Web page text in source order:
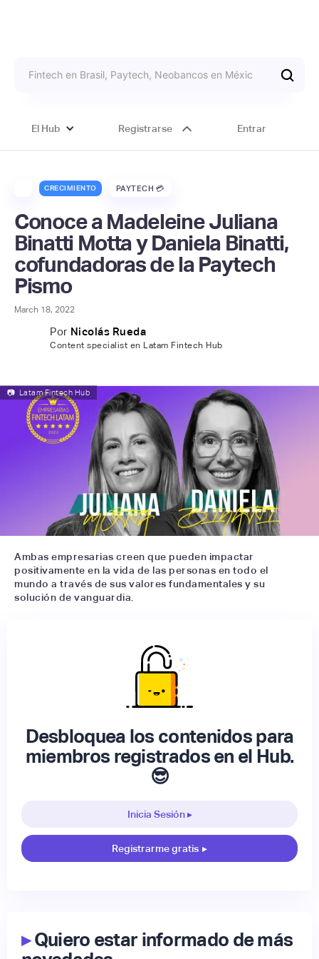
El Hub Registrarse Entrar
CRECIMIENTO PAYTECH 💳
Conoce a Madeleine Juliana
Binatti Motta y Daniela Binatti,
cofundadoras de la Paytech
Pismo
March 18, 2022
Por Nicolás Rueda
Content specialist en Latam Fintech Hub
📷 Latam Fintech Hub
Ambas empresarias creen que pueden impactar
positivamente en la vida de las personas en todo el
mundo a través de sus valores fundamentales y su
solución de vanguardia.
Desbloquea los contenidos para
miembros registrados en el Hub.
😎
Inicia Sesión ▸
Registrarme gratis ▸
▸Quiero estar informado de más